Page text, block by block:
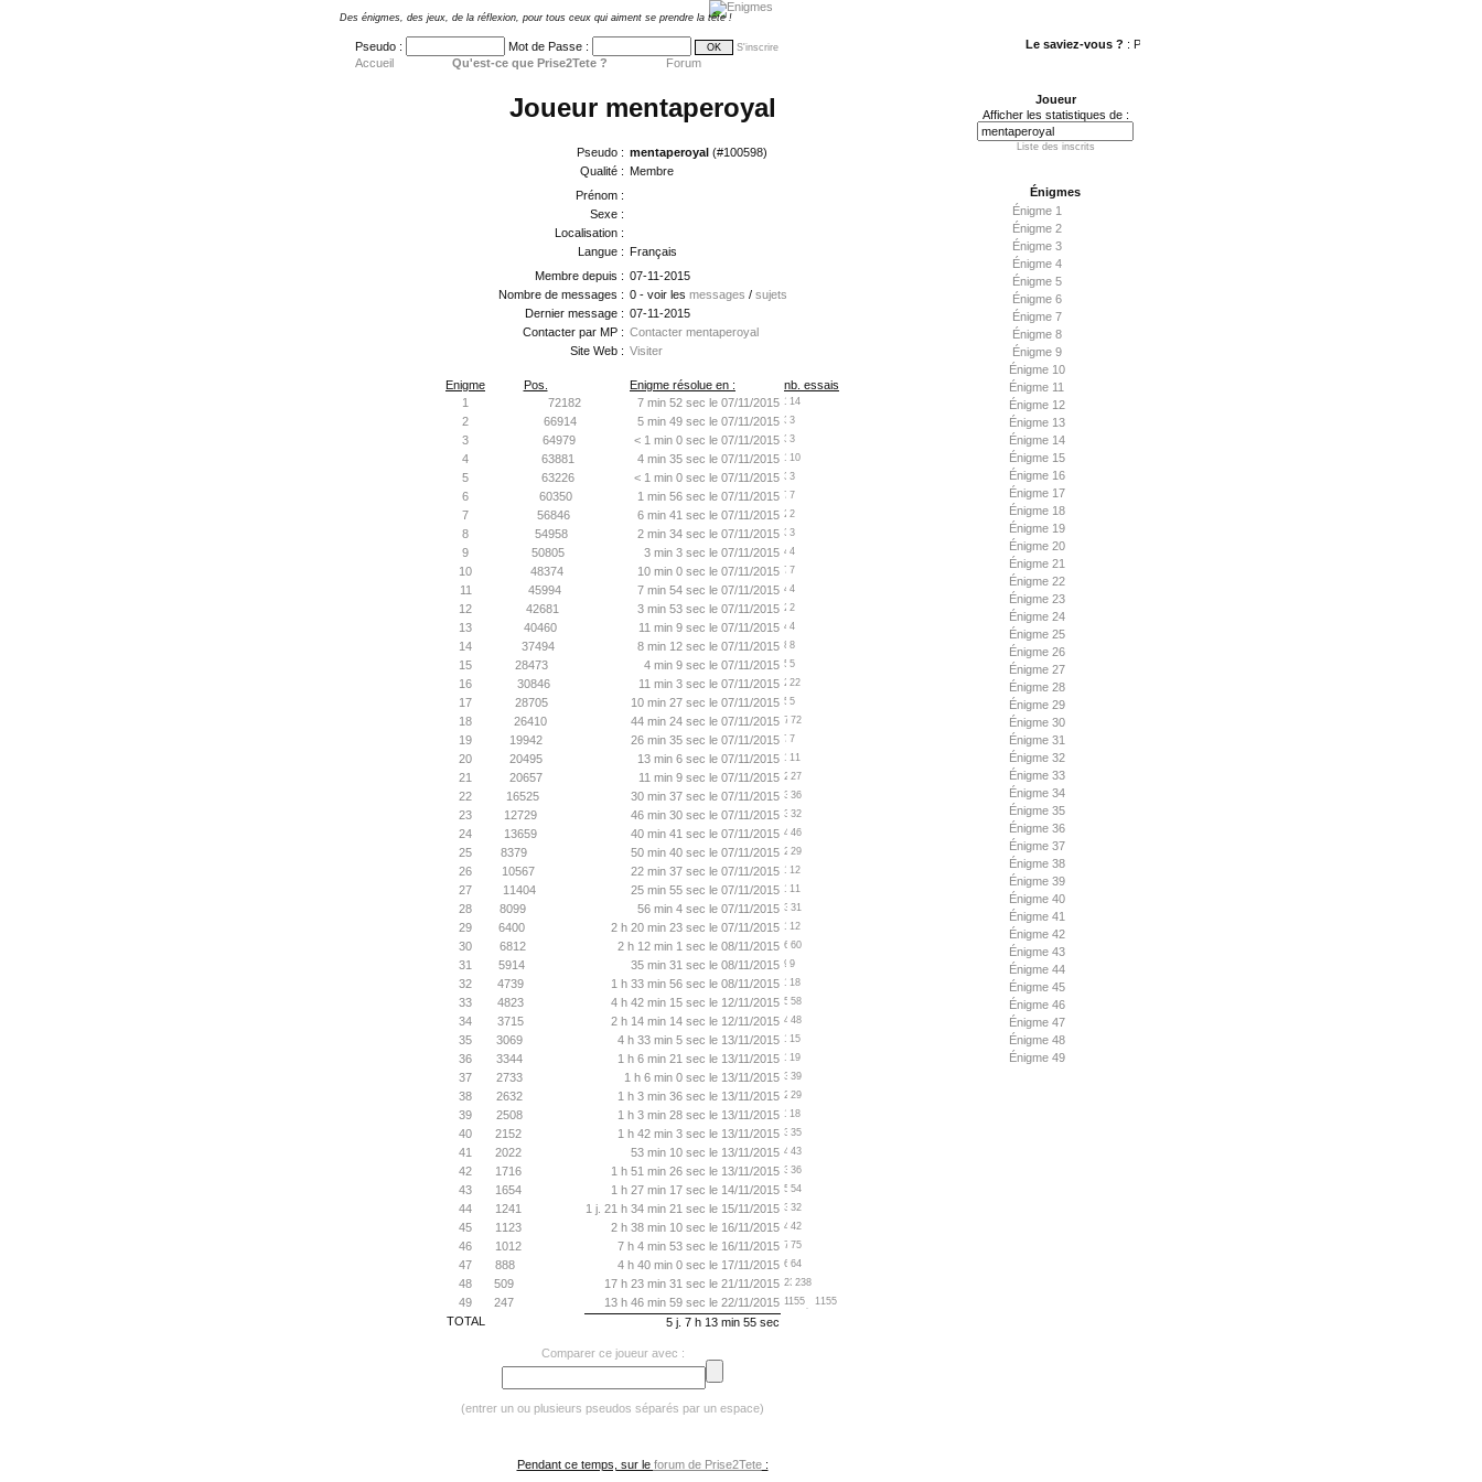
Des énigmes, des jeux, de la réflexion, pour tous ceux qui aiment se prendre la tête !
Le saviez-vous ? : Prise2Tete propose aux internautes un
Pseudo : Mot de Passe : S'inscrire
Accueil Qu'est-ce que Prise2Tete ? Forum
Joueur mentaperoyal
Pseudo : mentaperoyal(#100598)
Qualité : Membre
Prénom :
Sexe :
Localisation :
Langue : Français
Membre depuis : 07-11-2015
Nombre de messages : 0 - voir les messages / sujets
Dernier message : 07-11-2015
Contacter par MP : Contacter mentaperoyal
Site Web : Visiter
Enigme Pos. Enigme résolue en :
nb. essais
1
72182 7 min 52 sec le 07/11/2015 14
2 66914 5 min 49 sec le 07/11/2015 3
3 64979 < 1 min 0 sec le 07/11/2015 3
4 63881 4 min 35 sec le 07/11/2015 10
5 63226 < 1 min 0 sec le 07/11/2015 3
6 60350 1 min 56 sec le 07/11/2015 7
7 56846 6 min 41 sec le 07/11/2015 2
8 54958 2 min 34 sec le 07/11/2015 3
9 50805 3 min 3 sec le 07/11/2015 4
10 48374 10 min 0 sec le 07/11/2015 7
11 45994 7 min 54 sec le 07/11/2015 4
12 42681 3 min 53 sec le 07/11/2015 2
13 40460 11 min 9 sec le 07/11/2015 4
14 37494 8 min 12 sec le 07/11/2015 8
15 28473 4 min 9 sec le 07/11/2015 5
16 30846 11 min 3 sec le 07/11/2015 22
17 28705 10 min 27 sec le 07/11/2015 5
18 26410 44 min 24 sec le 07/11/2015 72
19 19942 26 min 35 sec le 07/11/2015 7
20 20495 13 min 6 sec le 07/11/2015 11
21 20657 11 min 9 sec le 07/11/2015 27
22 16525 30 min 37 sec le 07/11/2015 36
23 12729 46 min 30 sec le 07/11/2015 32
24 13659 40 min 41 sec le 07/11/2015 46
25 8379 50 min 40 sec le 07/11/2015 29
26 10567 22 min 37 sec le 07/11/2015 12
27 11404 25 min 55 sec le 07/11/2015 11
28 8099 56 min 4 sec le 07/11/2015 31
29 6400 2 h 20 min 23 sec le 07/11/2015 12
30 6812 2 h 12 min 1 sec le 08/11/2015 60
31 5914 35 min 31 sec le 08/11/2015 9
32 4739 1 h 33 min 56 sec le 08/11/2015 18
33 4823 4 h 42 min 15 sec le 12/11/2015 58
34 3715 2 h 14 min 14 sec le 12/11/2015 48
35 3069 4 h 33 min 5 sec le 13/11/2015 15
36 3344 1 h 6 min 21 sec le 13/11/2015 19
37 2733 1 h 6 min 0 sec le 13/11/2015 39
38 2632 1 h 3 min 36 sec le 13/11/2015 29
39 2508 1 h 3 min 28 sec le 13/11/2015 18
40 2152 1 h 42 min 3 sec le 13/11/2015 35
41 2022 53 min 10 sec le 13/11/2015 43
42 1716 1 h 51 min 26 sec le 13/11/2015 36
43 1654 1 h 27 min 17 sec le 14/11/2015 54
44 1241 1 j. 21 h 34 min 21 sec le 15/11/2015 32
45 1123 2 h 38 min 10 sec le 16/11/2015 42
46 1012 7 h 4 min 53 sec le 16/11/2015 75
47 888 4 h 40 min 0 sec le 17/11/2015 64
48 509 17 h 23 min 31 sec le 21/11/2015 238
49 247 13 h 46 min 59 sec le 22/11/2015 1155
TOTAL 5 j. 7 h 13 min 55 sec
Comparer ce joueur avec :
(entrer un ou plusieurs pseudos séparés par un espace)
Pendant ce temps, sur le forum de Prise2Tete:
Joueur
Afficher les statistiques de :
Liste des inscrits
Énigmes
Énigme 1
Énigme 2
Énigme 3
Énigme 4
Énigme 5
Énigme 6
Énigme 7
Énigme 8
Énigme 9
Énigme 10
Énigme 11
Énigme 12
Énigme 13
Énigme 14
Énigme 15
Énigme 16
Énigme 17
Énigme 18
Énigme 19
Énigme 20
Énigme 21
Énigme 22
Énigme 23
Énigme 24
Énigme 25
Énigme 26
Énigme 27
Énigme 28
Énigme 29
Énigme 30
Énigme 31
Énigme 32
Énigme 33
Énigme 34
Énigme 35
Énigme 36
Énigme 37
Énigme 38
Énigme 39
Énigme 40
Énigme 41
Énigme 42
Énigme 43
Énigme 44
Énigme 45
Énigme 46
Énigme 47
Énigme 48
Énigme 49